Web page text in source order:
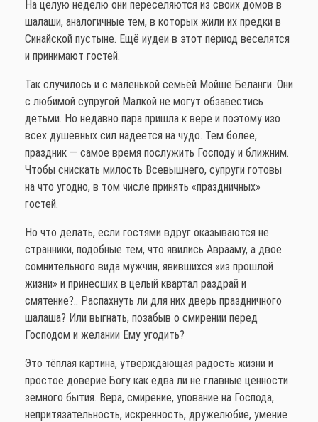
На целую неделю они переселяются из своих домов в
шалаши, аналогичные тем, в которых жили их предки в
Синайской пустыне. Ещё иудеи в этот период веселятся
и принимают гостей.
Так случилось и с маленькой семьёй Мойше Беланги. Они
с любимой супругой Малкой не могут обзавестись
детьми. Но недавно пара пришла к вере и поэтому изо
всех душевных сил надеется на чудо. Тем более,
праздник — самое время послужить Господу и ближним.
Чтобы снискать милость Всевышнего, супруги готовы
на что угодно, в том числе принять «праздничных»
гостей.
Но что делать, если гостями вдруг оказываются не
странники, подобные тем, что явились Аврааму, а двое
сомнительного вида мужчин, явившихся «из прошлой
жизни» и принесших в целый квартал раздрай и
смятение?.. Распахнуть ли для них дверь праздничного
шалаша? Или выгнать, позабыв о смирении перед
Господом и желании Ему угодить?
Это тёплая картина, утверждающая радость жизни и
простое доверие Богу как едва ли не главные ценности
земного бытия. Вера, смирение, упование на Господа,
непритязательность, искренность, дружелюбие, умение